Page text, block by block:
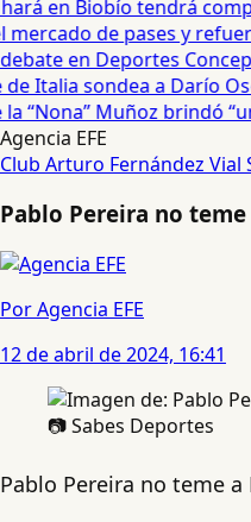
en Biobío tendrá
de pases y
en Deportes
Italia sondea a Darío
Muñoz brindó
Agencia EFE
Club Arturo Fernández Vial
Pablo Pereira no
Por Agencia EFE
12 de abril de 2024, 16:41
📷 Sabes Deportes
Pablo Pereira no teme